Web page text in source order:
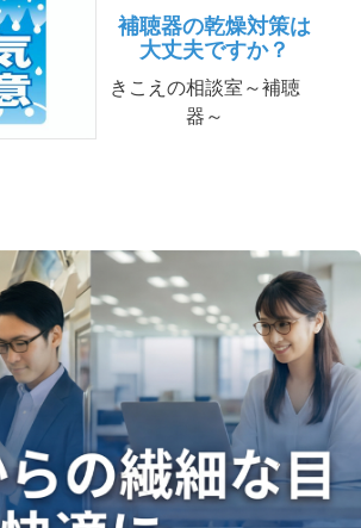
補聴器の乾燥対策は
大丈夫ですか？
きこえの相談室～補聴
器～